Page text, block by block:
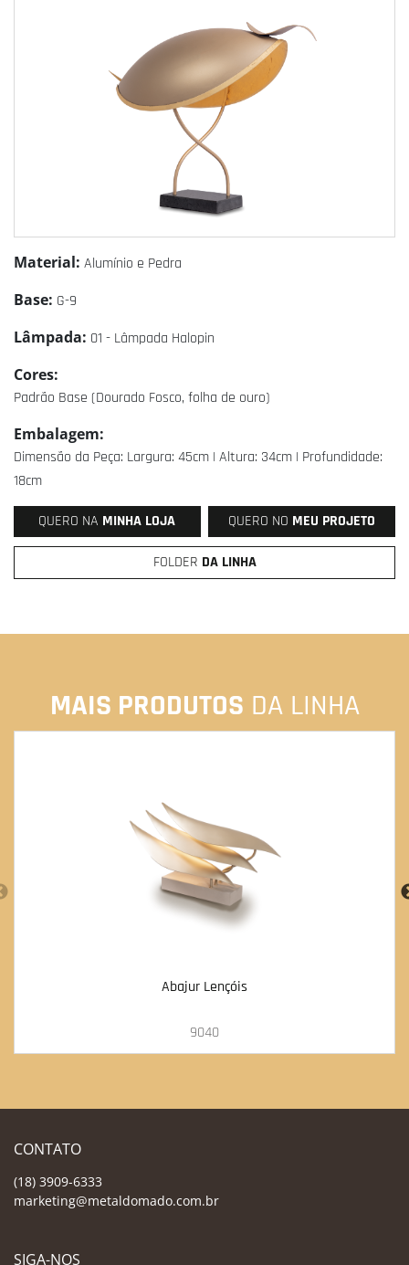
Material: Alumínio e Pedra
Base: G-9
Lâmpada: 01 - Lâmpada Halopin
Cores:
Padrão Base (Dourado Fosco, folha de ouro)
Embalagem:
Dimensão da Peça: Largura: 45cm | Altura: 34cm | Profundidade:
18cm
QUERO NA MINHA LOJA QUERO NO MEU PROJETO
FOLDER DA LINHA
MAIS PRODUTOS DA LINHA
Abajur Lençóis
9040
CONTATO
(18) 3909-6333
marketing@metaldomado.com.br
SIGA-NOS